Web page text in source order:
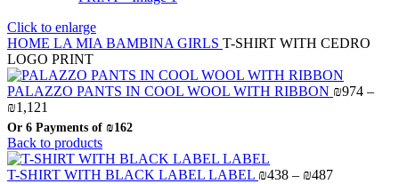
Click to enlarge
HOME LA MIA BAMBINA GIRLS T-SHIRT WITH CEDRO
LOGO PRINT
PALAZZO PANTS IN COOL WOOL WITH RIBBON ₪974 –
₪1,121
range:
₪974
through
₪1,121
Or 6 Payments of ₪162
Back to products
T-SHIRT WITH BLACK LABEL LABEL ₪438 – ₪487Price